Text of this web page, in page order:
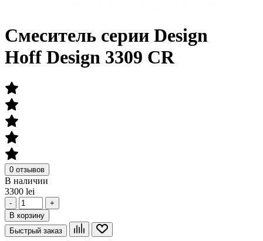
Смеситель серии Design
Hoff Design 3309 CR
0 отзывов
В наличии
3300 lei
-
+
В корзину
Быстрый заказ